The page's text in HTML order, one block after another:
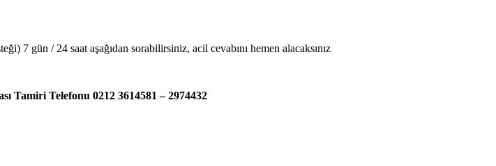
7 gün / 24 saat aşağıdan sorabilirsiniz, acil cevabını hemen alacaksınız
Tamiri Telefonu 0212 3614581 – 2974432